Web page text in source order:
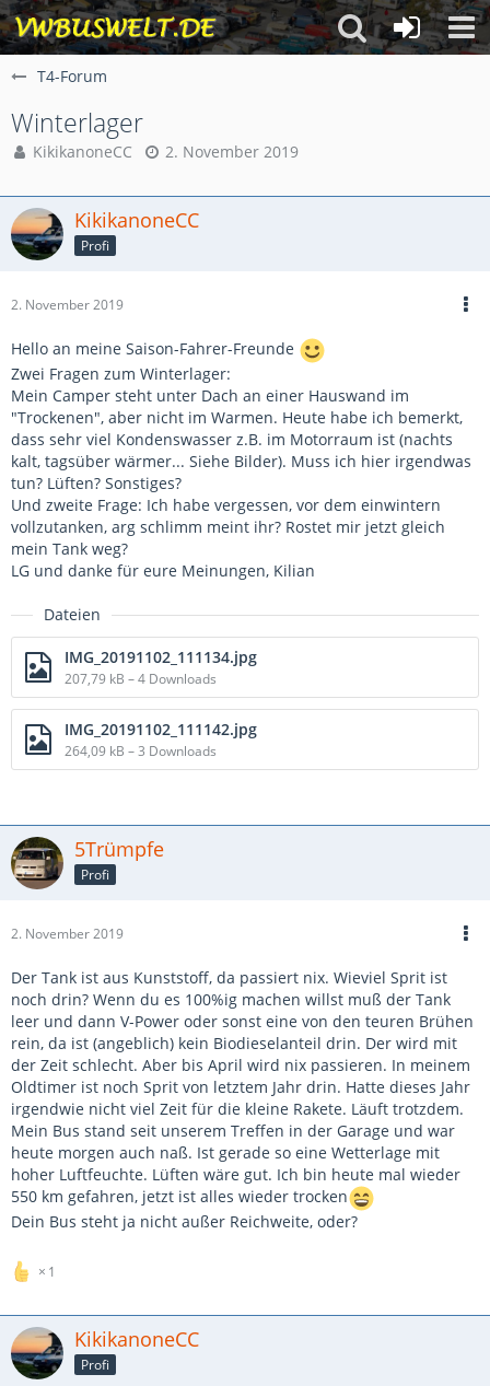
T4-Forum
Winterlager
KikikanoneCC 2. November 2019
KikikanoneCC
Profi
2. November 2019
Hello an meine Saison-Fahrer-Freunde
Zwei Fragen zum Winterlager:
Mein Camper steht unter Dach an einer Hauswand im
"Trockenen", aber nicht im Warmen. Heute habe ich bemerkt,
dass sehr viel Kondenswasser z.B. im Motorraum ist (nachts
kalt, tagsüber wärmer... Siehe Bilder). Muss ich hier irgendwas
tun? Lüften? Sonstiges?
Und zweite Frage: Ich habe vergessen, vor dem einwintern
vollzutanken, arg schlimm meint ihr? Rostet mir jetzt gleich
mein Tank weg?
LG und danke für eure Meinungen, Kilian
Dateien
IMG_20191102_111134.jpg
207,79 kB – 4 Downloads
IMG_20191102_111142.jpg
264,09 kB – 3 Downloads
5Trümpfe
Profi
2. November 2019
Der Tank ist aus Kunststoff, da passiert nix. Wieviel Sprit ist
noch drin? Wenn du es 100%ig machen willst muß der Tank
leer und dann V-Power oder sonst eine von den teuren Brühen
rein, da ist (angeblich) kein Biodieselanteil drin. Der wird mit
der Zeit schlecht. Aber bis April wird nix passieren. In meinem
Oldtimer ist noch Sprit von letztem Jahr drin. Hatte dieses Jahr
irgendwie nicht viel Zeit für die kleine Rakete. Läuft trotzdem.
Mein Bus stand seit unserem Treffen in der Garage und war
heute morgen auch naß. Ist gerade so eine Wetterlage mit
hoher Luftfeuchte. Lüften wäre gut. Ich bin heute mal wieder
550 km gefahren, jetzt ist alles wieder trocken
Dein Bus steht ja nicht außer Reichweite, oder?
1
KikikanoneCC
Profi